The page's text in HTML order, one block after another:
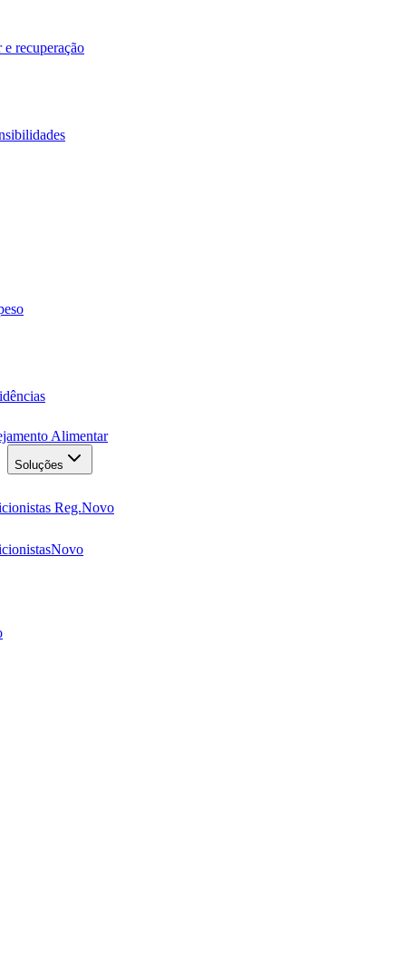
recuperação
Alimentar
Soluções
Reg.Novo
Novo